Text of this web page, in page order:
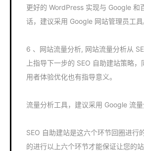
更好的 WordPress 实现与 Google 和
话，建议采用 Google 网站管理员工具
6 、网站流量分析, 网站流量分析从
上指导下一步的 SEO 自助建站策略
用者体验优化也有指导意义。
流量分析工具，建议采用 Google 流量
SEO 自助建站是这六个环节回圈进行
的进行以上六个环节才能保证让您的